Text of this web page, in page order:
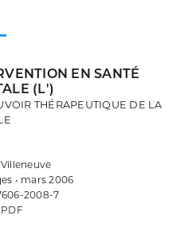
EN SANTÉ
(L')
THÉRAPEUTIQUE DE LA
• mars 2006
2008-7